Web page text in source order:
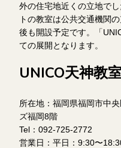
外の住宅地近くの立地で
トの教室は公共交通機関
後も開設予定です。「
ての展開となります。
UNICO天神教
所在地：福岡県福岡市中
ズ福岡8階
Tel：092-725-2772
営業日：平日：9:30〜